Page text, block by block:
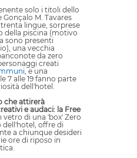
solo i titoli dello
M. Tavares
lingue, sorprese
della piscina (motivo
sono presenti
una vecchia
da zero
creati
, e una
7 alle 19 fanno parte
dell'hotel.
che attirerà
e audaci: la Free
vetro di una 'box' Zero
dell'hotel, offre di
a chiunque desideri
ore di riposo in